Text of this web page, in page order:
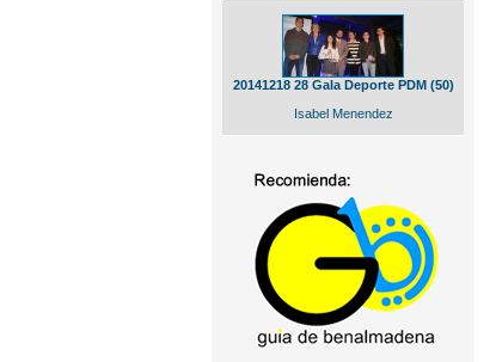
20141218 28 Gala Deporte PDM (50)
Isabel Menendez